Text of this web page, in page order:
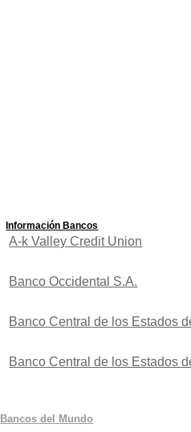
Información Bancos
A-k Valley Credit Union
Banco Occidental S.A.
Banco Central de los Estados
Banco Central de los Estados
Bancos del Mundo